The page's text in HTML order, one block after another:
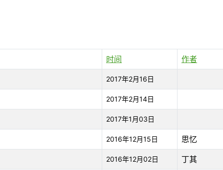
时间 作者
2017年2月16日
2017年2月14日
2017年1月03日
2016年12月15日 思忆
2016年12月02日 丁其